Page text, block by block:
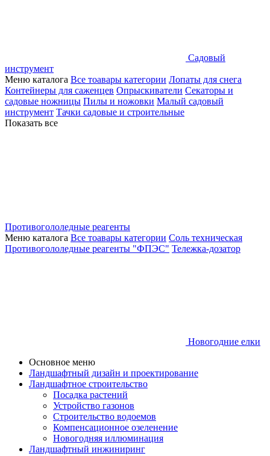
Садовый
инструмент
Меню каталога Все тоавары категории Лопаты для снега
Контейнеры для саженцев Опрыскиватели Секаторы и
садовые ножницы Пилы и ножовки Малый садовый
инструмент Тачки садовые и строительные
Показать все
Противогололедные реагенты
Меню каталога Все тоавары категории Соль техническая
Противогололедные реагенты "ФПЭС" Тележка-дозатор
Новогодние елки
Основное меню
Ландшафтный дизайн и проектирование
Ландшафтное строительство
Посадка растений
Устройство газонов
Строительство водоемов
Компенсационное озеленение
Новогодняя иллюминация
Ландшафтный инжиниринг